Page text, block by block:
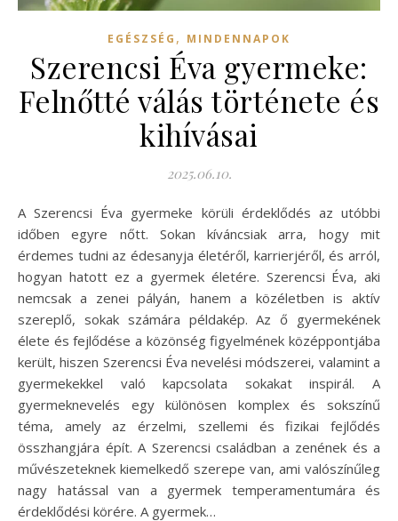
EGÉSZSÉG , MINDENNAPOK
Szerencsi Éva gyermeke:
Felnőtté válás története és
kihívásai
2025.06.10.
A Szerencsi Éva gyermeke körüli érdeklődés az utóbbi
időben egyre nőtt. Sokan kíváncsiak arra, hogy mit
érdemes tudni az édesanyja életéről, karrierjéről, és arról,
hogyan hatott ez a gyermek életére. Szerencsi Éva, aki
nemcsak a zenei pályán, hanem a közéletben is aktív
szereplő, sokak számára példakép. Az ő gyermekének
élete és fejlődése a közönség figyelmének középpontjába
került, hiszen Szerencsi Éva nevelési módszerei, valamint a
gyermekekkel való kapcsolata sokakat inspirál. A
gyermeknevelés egy különösen komplex és sokszínű
téma, amely az érzelmi, szellemi és fizikai fejlődés
összhangjára épít. A Szerencsi családban a zenének és a
művészeteknek kiemelkedő szerepe van, ami valószínűleg
nagy hatással van a gyermek temperamentumára és
érdeklődési körére. A gyermek…